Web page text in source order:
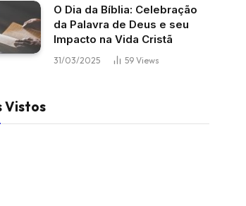
O Dia da Bíblia: Celebração
da Palavra de Deus e seu
Impacto na Vida Cristã
31/03/2025 59 Views
Vistos